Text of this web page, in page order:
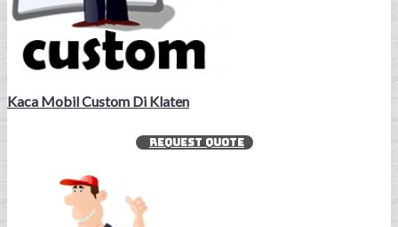
Kaca Mobil Custom Di Klaten
REQUEST QUOTE